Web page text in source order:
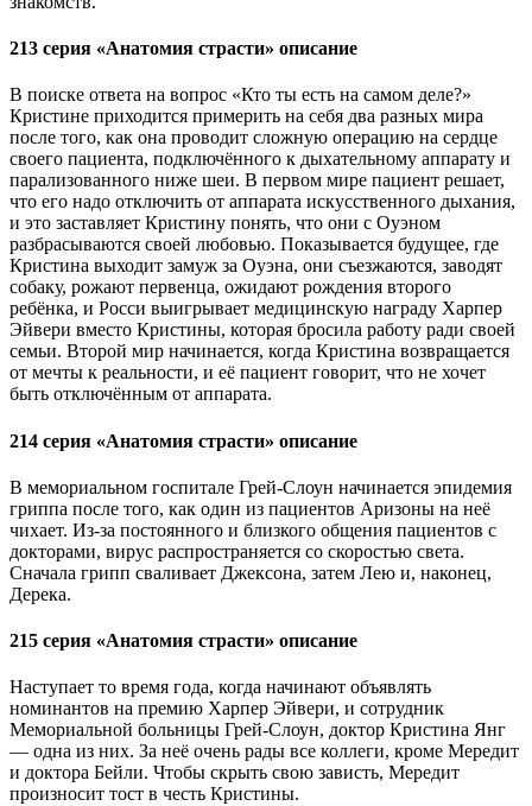
213 серия «Анатомия страсти» описание
В поиске ответа на вопрос «Кто ты есть на самом деле?»
Кристине приходится примерить на себя два разных мира
после того, как она проводит сложную операцию на сердце
своего пациента, подключённого к дыхательному аппарату и
парализованного ниже шеи. В первом мире пациент решает,
что его надо отключить от аппарата искусственного дыхания,
и это заставляет Кристину понять, что они с Оуэном
разбрасываются своей любовью. Показывается будущее, где
Кристина выходит замуж за Оуэна, они съезжаются, заводят
собаку, рожают первенца, ожидают рождения второго
ребёнка, и Росси выигрывает медицинскую награду Харпер
Эйвери вместо Кристины, которая бросила работу ради своей
семьи. Второй мир начинается, когда Кристина возвращается
от мечты к реальности, и её пациент говорит, что не хочет
быть отключённым от аппарата.
214 серия «Анатомия страсти» описание
В мемориальном госпитале Грей-Слоун начинается эпидемия
гриппа после того, как один из пациентов Аризоны на неё
чихает. Из-за постоянного и близкого общения пациентов с
докторами, вирус распространяется со скоростью света.
Сначала грипп сваливает Джексона, затем Лею и, наконец,
Дерека.
215 серия «Анатомия страсти» описание
Наступает то время года, когда начинают объявлять
номинантов на премию Харпер Эйвери, и сотрудник
Мемориальной больницы Грей-Слоун, доктор Кристина Янг
— одна из них. За неё очень рады все коллеги, кроме Мередит
и доктора Бейли. Чтобы скрыть свою зависть, Мередит
произносит тост в честь Кристины.